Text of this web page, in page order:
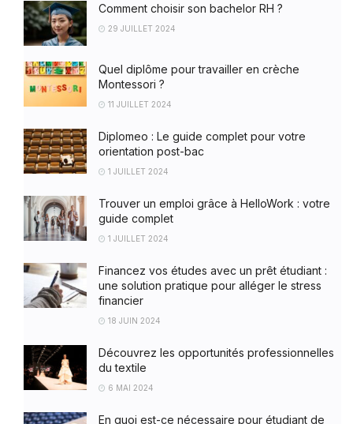
Comment choisir son bachelor RH ?
29 JUILLET 2024
Quel diplôme pour travailler en crèche
Montessori ?
11 JUILLET 2024
Diplomeo : Le guide complet pour votre
orientation post-bac
1 JUILLET 2024
Trouver un emploi grâce à HelloWork : votre
guide complet
1 JUILLET 2024
Financez vos études avec un prêt étudiant :
une solution pratique pour alléger le stress
financier
18 JUIN 2024
Découvrez les opportunités professionnelles
du textile
6 MAI 2024
En quoi est-ce nécessaire pour étudiant de